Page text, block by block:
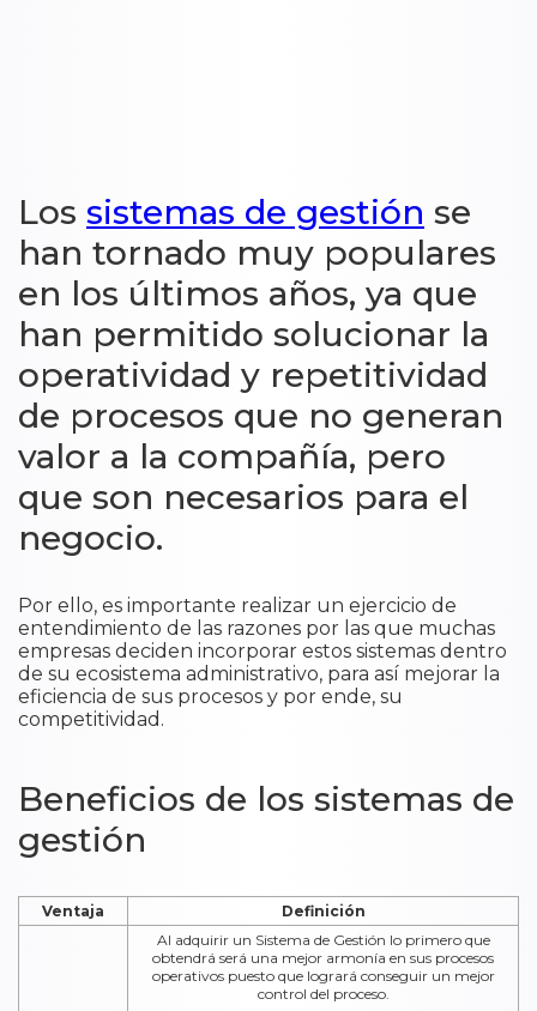
Los sistemas de gestión se
han tornado muy populares
en los últimos años, ya que
han permitido solucionar la
operatividad y repetitividad
de procesos que no generan
valor a la compañía, pero
que son necesarios para el
negocio.
Por ello, es importante realizar un ejercicio de
entendimiento de las razones por las que muchas
empresas deciden incorporar estos sistemas dentro
de su ecosistema administrativo, para así mejorar la
eficiencia de sus procesos y por ende, su
competitividad.
Beneficios de los sistemas de
gestión
Ventaja Definición
Al adquirir un Sistema de Gestión lo primero que
obtendrá será una mejor armonía en sus procesos
operativos puesto que logrará conseguir un mejor
control del proceso.